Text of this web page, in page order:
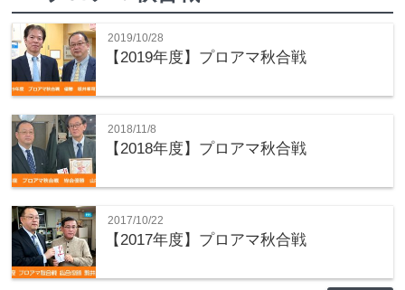
2019/10/28
【2019年度】プロアマ秋合戦
2018/11/8
【2018年度】プロアマ秋合戦
2017/10/22
【2017年度】プロアマ秋合戦